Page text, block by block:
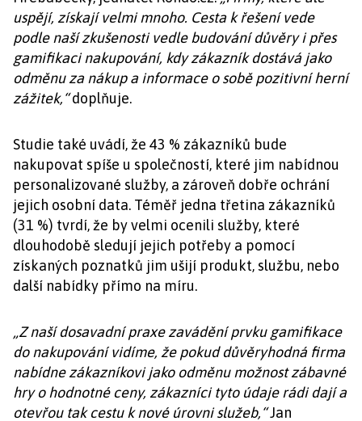
uspějí, získají velmi mnoho. Cesta k řešení vede
podle naší zkušenosti vedle budování důvěry i přes
gamifikaci nakupování, kdy zákazník dostává jako
odměnu za nákup a informace o sobě pozitivní herní
zážitek,“doplňuje.
Studie také uvádí, že 43 % zákazníků bude
nakupovat spíše u společností, které jim nabídnou
personalizované služby, a zároveň dobře ochrání
jejich osobní data. Téměř jedna třetina zákazníků
(31 %) tvrdí, že by velmi ocenili služby, které
dlouhodobě sledují jejich potřeby a pomocí
získaných poznatků jim ušijí produkt, službu, nebo
další nabídky přímo na míru.
„Z naší dosavadní praxe zavádění prvku gamifikace
do nakupování vidíme, že pokud důvěryhodná firma
nabídne zákazníkovi jako odměnu možnost zábavné
hry o hodnotné ceny, zákazníci tyto údaje rádi dají a
otevřou tak cestu k nové úrovni služeb,“Jan